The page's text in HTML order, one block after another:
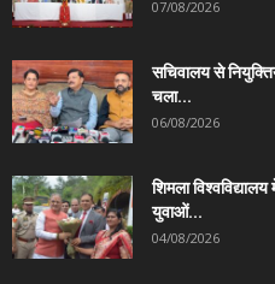
07/08/2026
सचिवालय से
चला...
06/08/2026
शिमला
युवाओं...
04/08/2026